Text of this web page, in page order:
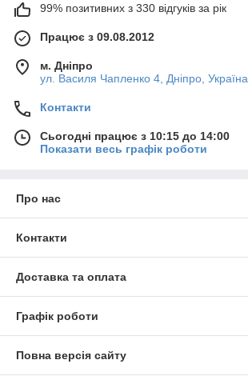
99% позитивних з 330 відгуків за рік
Працює з 09.08.2012
м. Дніпро
ул. Василя Чапленко 4, Дніпро, Україна
Контакти
Сьогодні працює з 10:15 до 14:00
Показати весь графік роботи
Про нас
Контакти
Доставка та оплата
Графік роботи
Повна версія сайту